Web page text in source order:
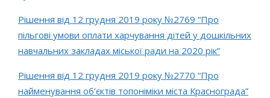
Рішення від 12 грудня 2019 року №2769 “Про
пільгові умови оплати харчування дітей у дошкільних
навчальних закладах міської ради на 2020 рік”
Рішення від 12 грудня 2019 року №2770 “Про
найменування об’єктів топоніміки міста Краснограда”